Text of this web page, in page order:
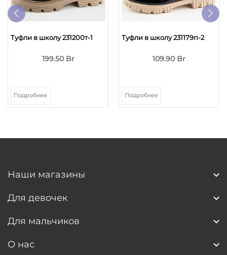
Туфли в школу 231200т-1
199.50 Br
Подробнее
Туфли в школу 231179п-2
109.90 Br
Подробнее
Наши магазины
Для девочек
Для мальчиков
О нас